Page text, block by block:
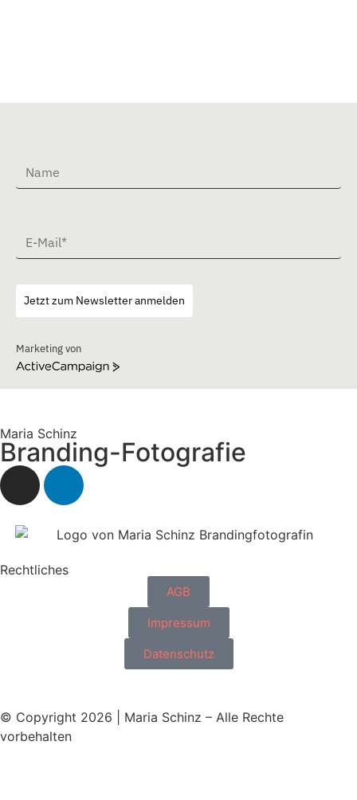
Jetzt zum Newsletter anmelden
Marketing von
ActiveCampaign
Maria Schinz
Branding-Fotografie
Rechtliches
AGB
Impressum
Datenschutz
© Copyright 2026 | Maria Schinz – Alle Rechte
vorbehalten